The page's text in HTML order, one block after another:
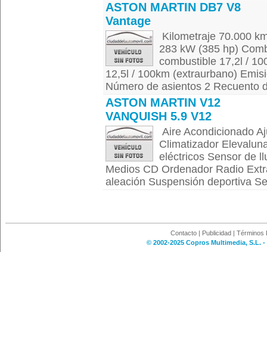
ASTON MARTIN DB7 V8
Vantage
Kilometraje 70.000
283 kW (385 hp)
combustible 17,2l /
12,5l / 100km (extraurbano)
Número de asientos 2 Recuento
ASTON MARTIN V12
VANQUISH 5.9 V12
Aire Acondicionado
Climatizador
eléctricos Sensor de
Medios CD Ordenador Radio
aleación Suspensión deportiva
Contacto | Publicidad | Términos
© 2002-2025 Copros Multimedia, S.L.